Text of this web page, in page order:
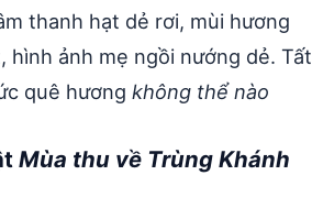
thanh hạt dẻ rơi, mùi hương
hình ảnh mẹ ngồi nướng dẻ. Tất
quê hương không thể nào
Mùa thu về Trùng Khánh